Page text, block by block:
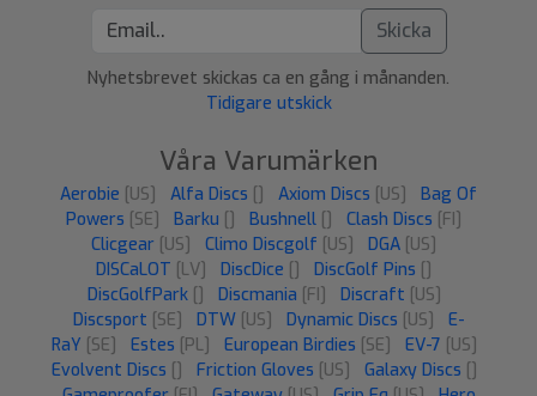
Skicka
Nyhetsbrevet skickas ca en gång i månanden.
Tidigare utskick
Våra Varumärken
Aerobie [US] Alfa Discs [] Axiom Discs [US]
Bag Of
Powers [SE] Barku [] Bushnell [] Clash Discs [FI]
Clicgear [US] Climo Discgolf [US] DGA [US]
DISCaLOT [LV] DiscDice [] DiscGolf Pins []
DiscGolfPark [] Discmania [FI] Discraft [US]
Discsport [SE] DTW [US] Dynamic Discs [US]
E-
RaY [SE] Estes [PL] European Birdies [SE] EV-7 [US]
Evolvent Discs [] Friction Gloves [US] Galaxy Discs []